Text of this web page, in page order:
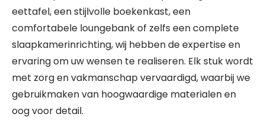
eettafel, een stijlvolle boekenkast, een
comfortabele loungebank of zelfs een complete
slaapkamerinrichting, wij hebben de expertise en
ervaring om uw wensen te realiseren. Elk stuk wordt
met zorg en vakmanschap vervaardigd, waarbij we
gebruikmaken van hoogwaardige materialen en
oog voor detail.